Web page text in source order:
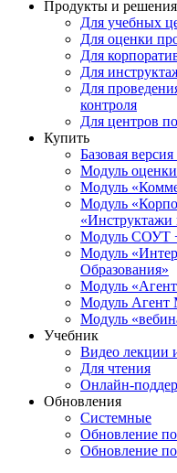
Продукты и решения
Для учебных
Для оценки
Для
Для
Для
контроля
Для центров
Купить
Базовая
Модуль
Модуль
Модуль
«Инструктажи
Модуль СОУТ +
Модуль
Образования»
Модуль
Модуль
Модуль
Учебник
Видео лекции
Для чтения
Онлайн-
Обновления
Системные
Обновление
Обновление